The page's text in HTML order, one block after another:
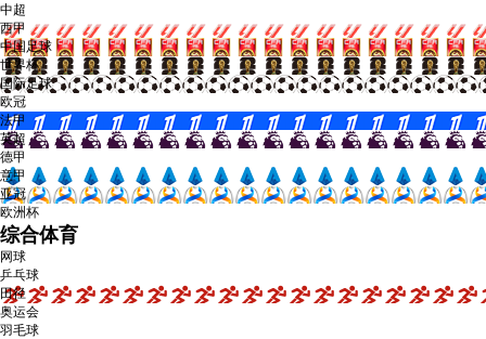
中超
西甲
中国足球
世界杯
国际足球
欧冠
法甲
英超
德甲
意甲
亚冠
欧洲杯
综合体育
网球
乒乓球
田径
奥运会
羽毛球